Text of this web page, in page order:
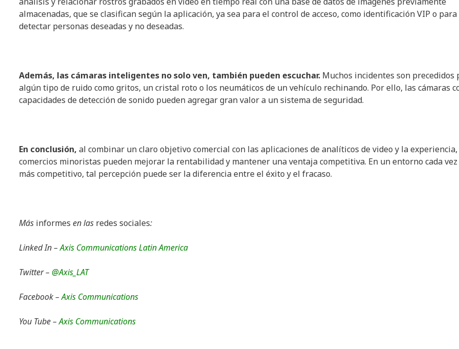
almacenadas, que se clasifican según la aplicación, ya sea para el control de acceso, como identificación VIP o para
detectar personas deseadas y no deseadas.
Además, las cámaras inteligentes no solo ven, también pueden escuchar. Muchos incidentes son precedidos
algún tipo de ruido como gritos, un cristal roto o los neumáticos de un vehículo rechinando. Por ello, las cámaras
capacidades de detección de sonido pueden agregar gran valor a un sistema de seguridad.
En conclusión, al combinar un claro objetivo comercial con las aplicaciones de analíticos de video y la
comercios minoristas pueden mejorar la rentabilidad y mantener una ventaja competitiva. En un entorno cada vez
más competitivo, tal percepción puede ser la diferencia entre el éxito y el fracaso.
Más informes en las redes sociales:
Linked In –Axis Communications Latin America
Twitter – @Axis_LAT
Facebook –Axis Communications
You Tube –Axis Communications